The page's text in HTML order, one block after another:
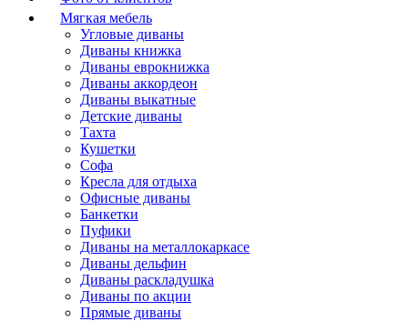
Мягкая мебель
Угловые диваны
Диваны книжка
Диваны еврокнижка
Диваны аккордеон
Диваны выкатные
Детские диваны
Тахта
Кушетки
Софа
Кресла для отдыха
Офисные диваны
Банкетки
Пуфики
Диваны на металлокаркасе
Диваны дельфин
Диваны раскладушка
Диваны по акции
Прямые диваны